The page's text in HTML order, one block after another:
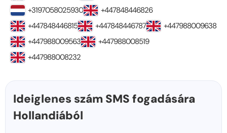
+3197058025930
+447848446826
+447848446815
+447848446787
+447988009638
+447988009563
+447988008519
+447988008232
Ideiglenes szám SMS fogadására
Hollandiából